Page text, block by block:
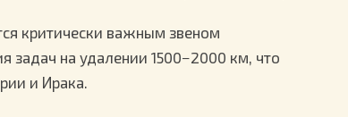
критически важным звеном
задач на удалении 1500−2000 км, что
и Ирака.